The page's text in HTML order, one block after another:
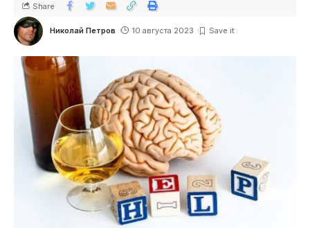
Николай Петров 10 августа 2023
Share